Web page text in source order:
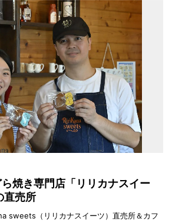
焼き専門店「リリカナスイー
直売所
sweets（リリカナスイーツ）直売所＆カフ